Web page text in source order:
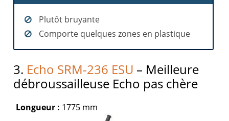
Plutôt bruyante
Comporte quelques zones en plastique
3. Echo SRM-236 ESU – Meilleure
débroussailleuse Echo pas chère
Longueur : 1775 mm